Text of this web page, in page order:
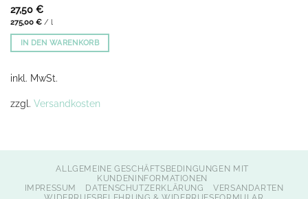
27,50 €
275,00 €/ l
IN DEN WARENKORB
inkl. MwSt.
zzgl. Versandkosten
ALLGEMEINE GESCHÄFTSBEDINGUNGEN MIT
KUNDENINFORMATIONEN
IMPRESSUM
DATENSCHUTZERKLÄRUNG
VERSANDARTEN